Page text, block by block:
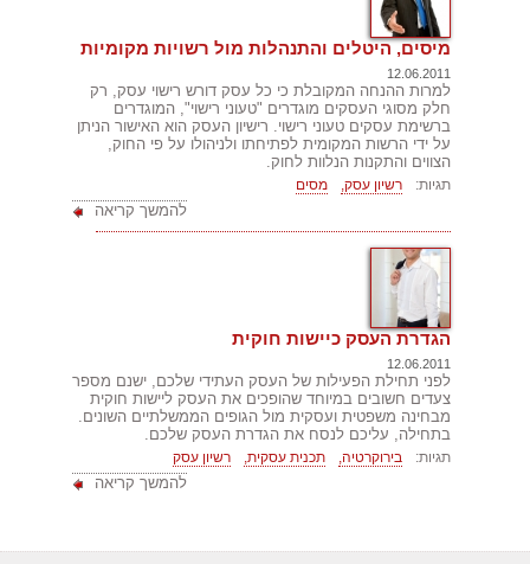
מיסים, היטלים והתנהלות מול רשויות מקומיות
12.06.2011
למרות ההנחה המקובלת כי כל עסק דורש רישוי עסק, רק
חלק מסוגי העסקים מוגדרים "טעוני רישוי", המוגדרים
ברשימת עסקים טעוני רישוי. רישיון העסק הוא האישור הניתן
על ידי הרשות המקומית לפתיחתו ולניהולו על פי החוק,
הצווים והתקנות הנלוות לחוק.
תגיות: רשיון עסק, מסים
להמשך קריאה
הגדרת העסק כיישות חוקית
12.06.2011
לפני תחילת הפעילות של העסק העתידי שלכם, ישנם מספר
צעדים חשובים במיוחד שהופכים את העסק ליישות חוקית
מבחינה משפטית ועסקית מול הגופים הממשלתיים השונים.
בתחילה, עליכם לנסח את הגדרת העסק שלכם.
תגיות: בירוקרטיה, תכנית עסקית, רשיון עסק
להמשך קריאה